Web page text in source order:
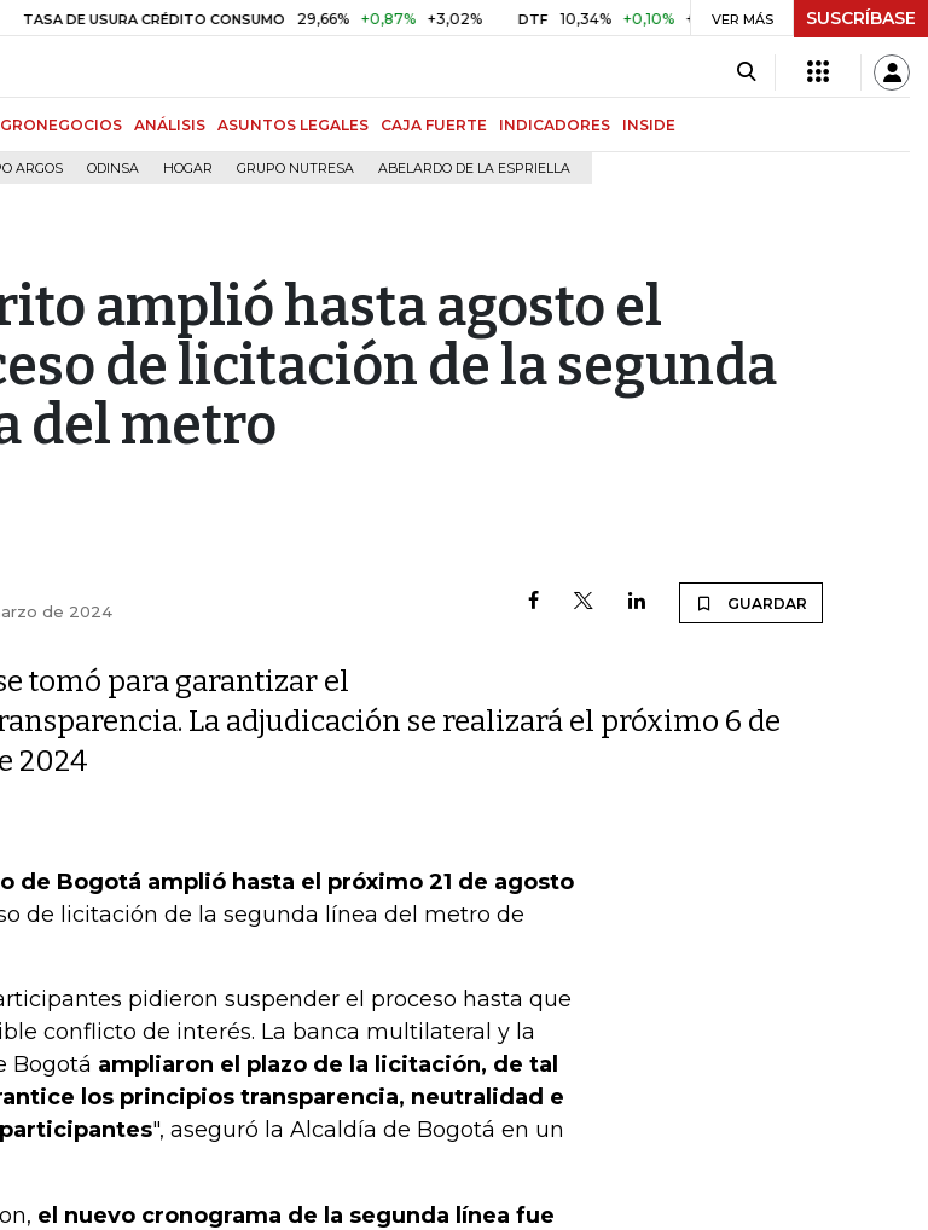
DE USURA CRÉDITO CONSUMO 29,66% +0,87% +3,02% DTF 10,34% +0,10% +0,98% UVR $ 416,96 +$ 0,05
VER MÁS SUSCRÍBASE
ANÁLISIS ASUNTOS LEGALES CAJA FUERTE INDICADORES INSIDE
ARGOS ODINSA HOGAR GRUPO NUTRESA ABELARDO DE LA ESPRIELLA
amplió hasta agosto el
de licitación de la segunda
del metro
de 2024 GUARDAR
tomó para garantizar el
La adjudicación se realizará el próximo 6 de
2024
de Bogotá amplió hasta el próximo 21 de agosto
de licitación de la segunda línea del metro de
pidieron suspender el proceso hasta que
conflicto de interés. La banca multilateral y la
Bogotá ampliaron el plazo de la licitación, de tal
los principios transparencia, neutralidad e
", aseguró la Alcaldía de Bogotá en un
el nuevo cronograma de la segunda línea fue